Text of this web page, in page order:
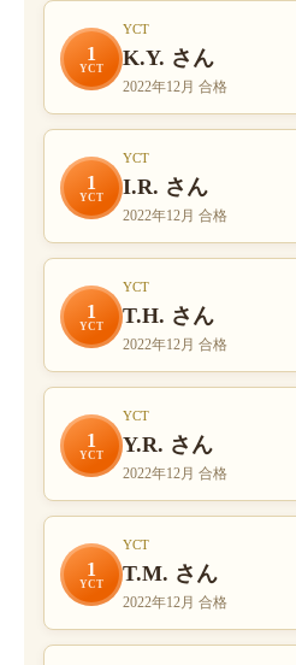
1
YCT
YCT
K.Y. さん
2022年12月 合格
1
YCT
YCT
I.R. さん
2022年12月 合格
1
YCT
YCT
T.H. さん
2022年12月 合格
1
YCT
YCT
Y.R. さん
2022年12月 合格
1
YCT
YCT
T.M. さん
2022年12月 合格